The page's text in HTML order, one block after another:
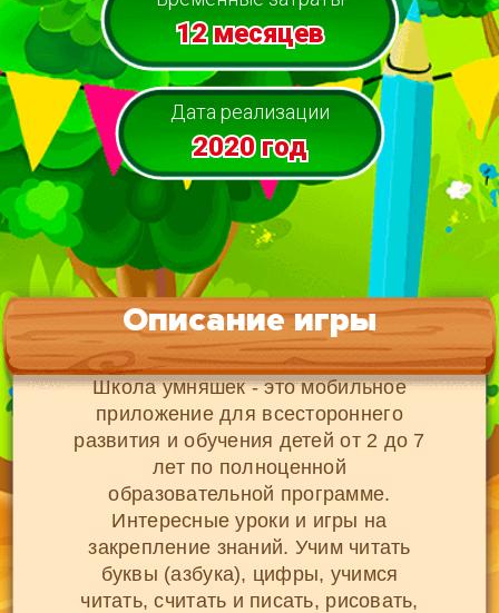
12 месяцев
Дата реализации
2020 год
Описание игры
Школа умняшек - это мобильное
приложение для всестороннего
развития и обучения детей от 2 до 7
лет по полноценной
образовательной программе.
Интересные уроки и игры на
закрепление знаний. Учим читать
буквы (азбука), цифры, учимся
читать, считать и писать, рисовать,